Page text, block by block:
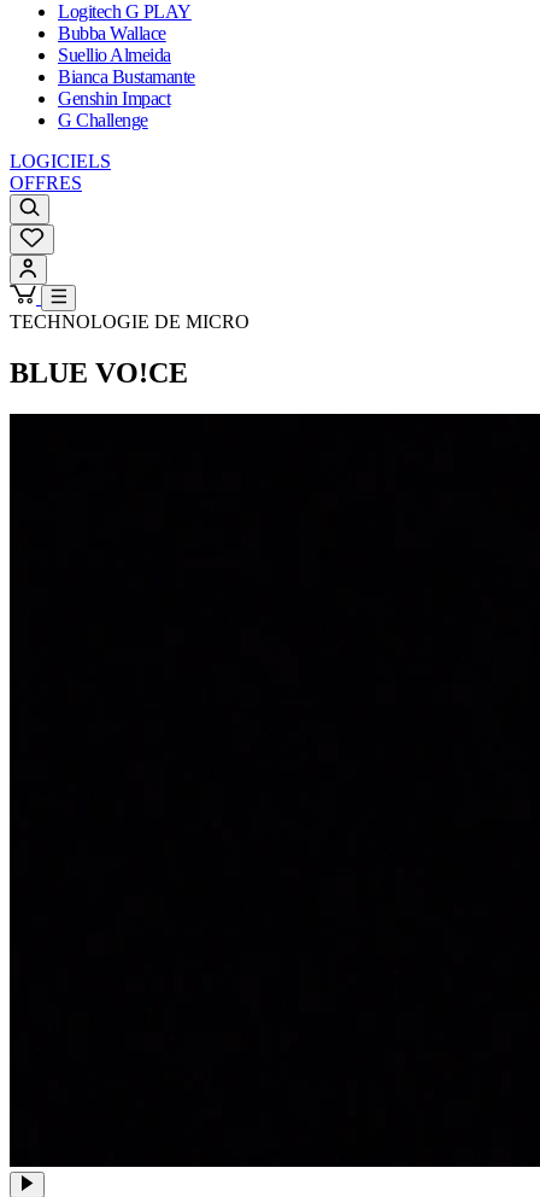
Logitech G PLAY
Bubba Wallace
Suellio Almeida
Bianca Bustamante
Genshin Impact
G Challenge
LOGICIELS
OFFRES
TECHNOLOGIE DE MICRO
BLUE VO!CE